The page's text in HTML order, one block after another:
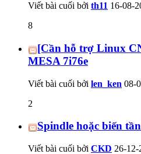
Viết bài cuối bởi th11 16-08-
8
[Cần hỗ trợ Linux
MESA 7i76e
Viết bài cuối bởi len_ken 08-
2
Spindle hoặc biến
Viết bài cuối bởi CKD 26-12-